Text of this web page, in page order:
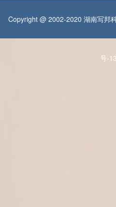
Copyright @ 2002-2020 湖南写邦
号-13